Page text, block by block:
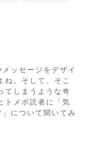
ッセージをデザイ
ね。そして、そこ
てしまうような奇
トメボ読者に「気
について聞いてみ